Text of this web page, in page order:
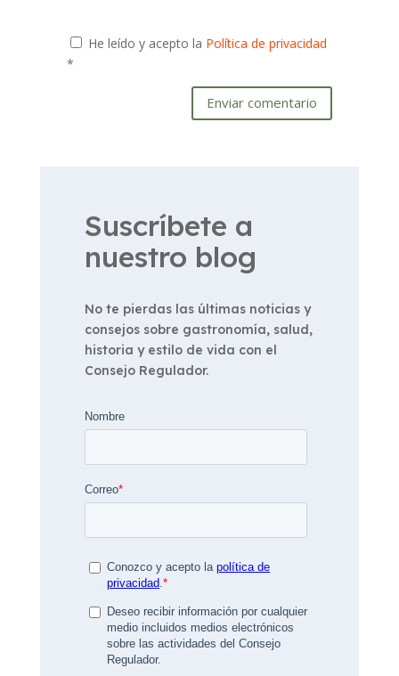
He leído y acepto la Política de privacidad
*
Enviar comentario
Suscríbete a
nuestro blog
No te pierdas las últimas noticias y
consejos sobre gastronomía, salud,
historia y estilo de vida con el
Consejo Regulador.